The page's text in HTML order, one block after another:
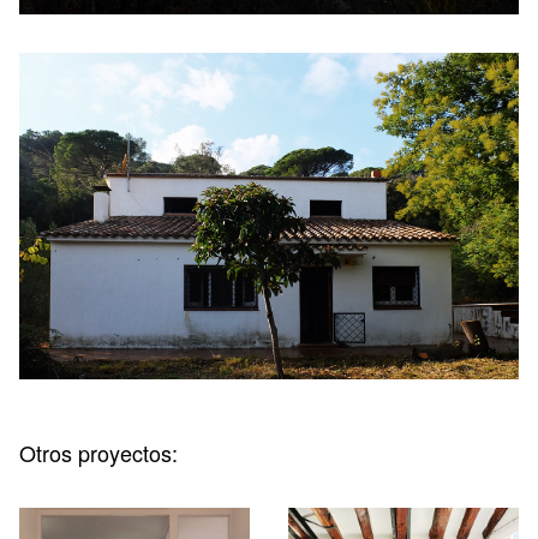
Otros proyectos: